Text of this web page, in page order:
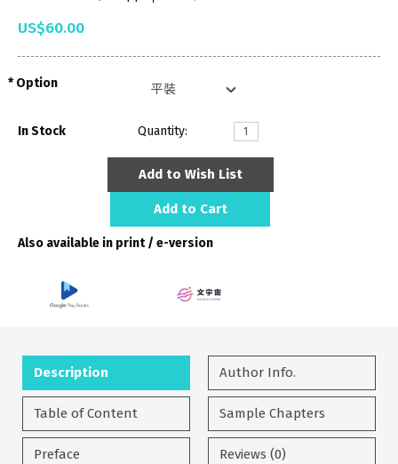
US$60.00
Option
In Stock Quantity:
Add to Wish List
Add to Cart
Also available in print / e-version
Description Author Info.
Table of Content Sample Chapters
Preface Reviews (0)